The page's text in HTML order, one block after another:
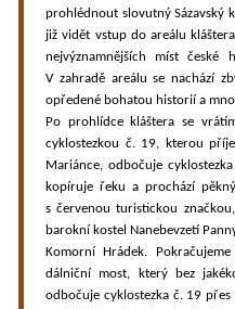
prohlédnout slovutný Sázavský
již vidět vstup do areálu
nejvýznamnějších míst české
V zahradě areálu se nachází
opředené bohatou historií a
Po prohlídce kláštera se
cyklostezkou č. 19, kterou
Mariánce, odbočuje
kopíruje řeku a prochází
s červenou turistickou
barokní kostel Nanebevzetí
Komorní Hrádek.
dálniční most, který bez
odbočuje cyklostezka č. 19